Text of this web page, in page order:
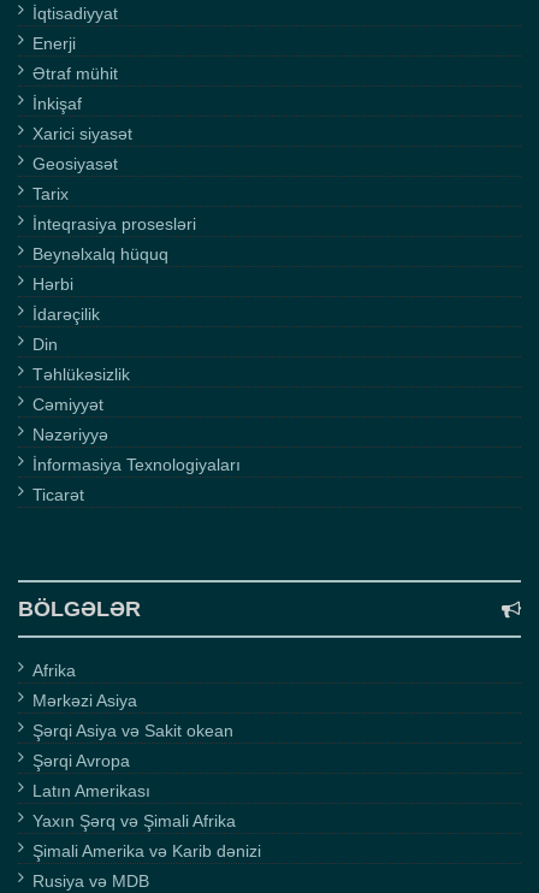
İqtisadiyyat
Enerji
Ətraf mühit
İnkişaf
Xarici siyasət
Geosiyasət
Tarix
İnteqrasiya prosesləri
Beynəlxalq hüquq
Hərbi
İdarəçilik
Din
Təhlükəsizlik
Cəmiyyət
Nəzəriyyə
İnformasiya Texnologiyaları
Ticarət
BÖLGƏLƏR
Afrika
Mərkəzi Asiya
Şərqi Asiya və Sakit okean
Şərqi Avropa
Latın Amerikası
Yaxın Şərq və Şimali Afrika
Şimali Amerika və Karib dənizi
Rusiya və MDB